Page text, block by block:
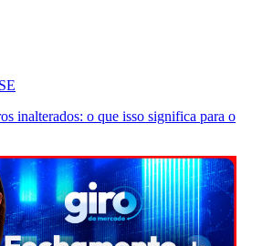
inalterados: o que isso significa para o